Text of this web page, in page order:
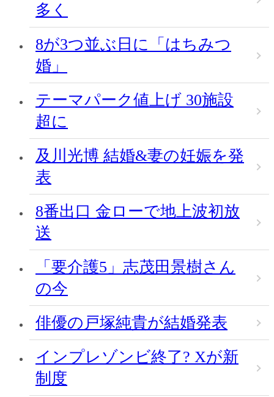
多く
8が3つ並ぶ日に「はちみつ
婚」
テーマパーク値上げ 30施設
超に
及川光博 結婚&妻の妊娠を発
表
8番出口 金ローで地上波初放
送
「要介護5」志茂田景樹さん
の今
俳優の戸塚純貴が結婚発表
インプレゾンビ終了? Xが新
制度